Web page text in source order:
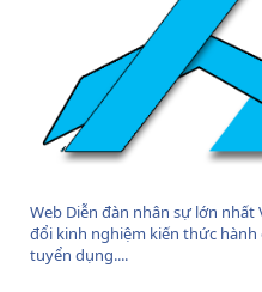
Web Diễn đàn nhân sự lớn
đổi kinh nghiệm kiến thức hành
tuyển dụng....